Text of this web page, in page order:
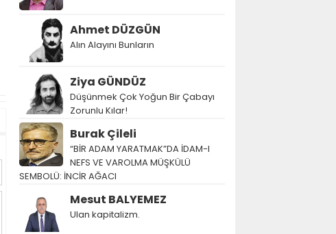
Ahmet DÜZGÜN
Alın Alayını Bunların
Ziya GÜNDÜZ
Düşünmek Çok Yoğun Bir Çabayı
Zorunlu Kılar!
Burak Çileli
“BİR ADAM YARATMAK”DA İDAM-I
NEFS VE VAROLMA MÜŞKÜLÜ
SEMBOLÜ: İNCİR AĞACI
Mesut BALYEMEZ
Ulan kapitalizm.